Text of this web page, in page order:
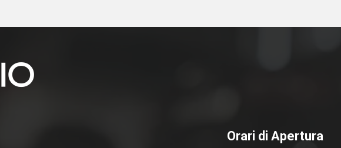
Orari di Apertura